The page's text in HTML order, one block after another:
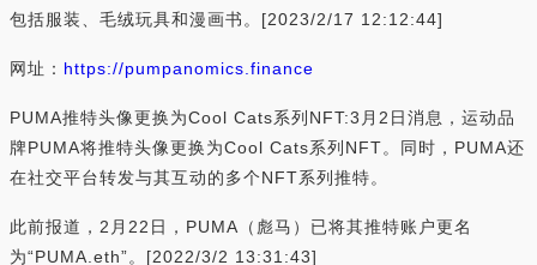
包括服装、毛绒玩具和漫画书。[2023/2/17 12:12:44]
网址： https://pumpanomics.finance
PUMA推特头像更换为Cool Cats系列NFT:3月2日消息，运动品
牌PUMA将推特头像更换为Cool Cats系列NFT。同时，PUMA还
在社交平台转发与其互动的多个NFT系列推特。
此前报道，2月22日，PUMA（彪马）已将其推特账户更名
为“PUMA.eth”。[2022/3/2 13:31:43]